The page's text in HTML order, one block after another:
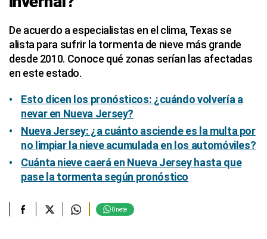
De acuerdo a especialistas en el clima, Texas se
alista para sufrir la tormenta de nieve más grande
desde 2010. Conoce qué zonas serían las afectadas
en este estado.
Esto dicen los pronósticos: ¿cuándo volvería a
nevar en Nueva Jersey?
Nueva Jersey: ¿a cuánto asciende es la multa por
no limpiar la nieve acumulada en los automóviles?
Cuánta nieve caerá en Nueva Jersey hasta que
pase la tormenta según pronóstico
Únete